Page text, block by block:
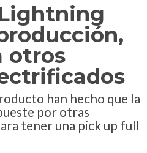
otros
han hecho que la
por otras
tener una pick up full